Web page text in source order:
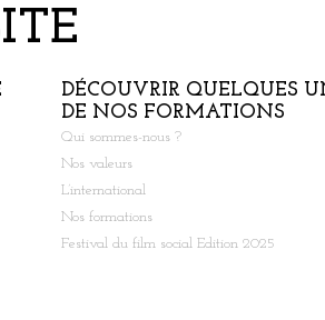
DÉCOUVRIR QUELQUES
DE NOS FORMATIONS
Qui sommes-nous ?
Nos valeurs
L’international
Nos formations
Festival du film social Edition 2025